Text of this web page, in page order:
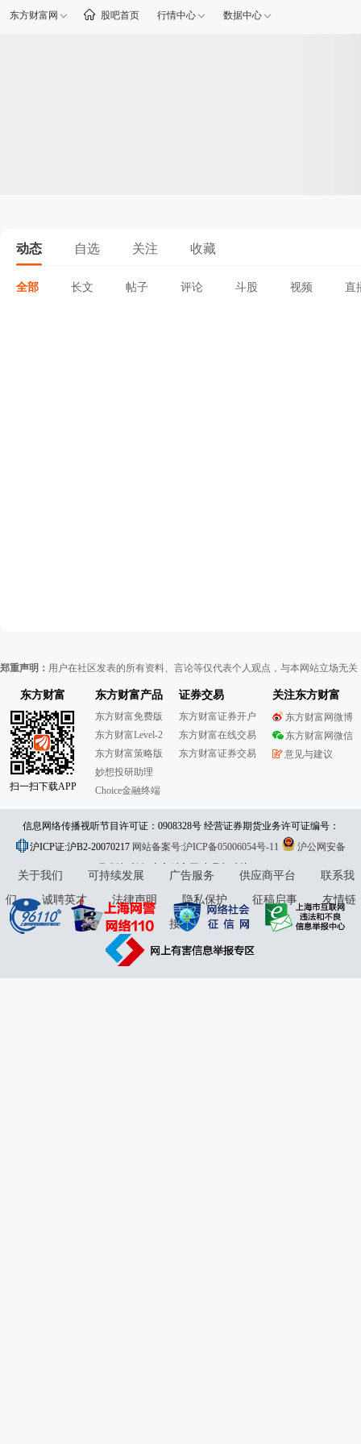
东方财富网 股吧首页 行情中心 数据中心
动态 自选 关注 收藏
全部 长文 帖子 评论 斗股 视频 直
郑重声明： 用户在社区发表的所有资料、言论等仅代表个人观点，与本网站立场无
东方财富
扫一扫下载APP
东方财富产品
东方财富免费版
东方财富Level-2
东方财富策略版
妙想投研助理
Choice金融终端
证券交易
东方财富证券开户
东方财富在线交易
东方财富证券交易
关注东方财富
东方财富网微博
东方财富网微信
意见与建议
信息网络传播视听节目许可证：0908328号 经营证券期货业务许可证编号：
913101046312860336 违法和不良信息举报:021-61278686 举报邮箱：
jubao@eastmoney.com
沪ICP证:沪B2-20070217 网站备案号:沪ICP备05006054号-11
沪公网安备
31010402000120号版权所有:东方财富网意见与建议:4000300059/952500
关于我们 可持续发展 广告服务 供应商平台
联系我
们
诚聘英才 法律声明 隐私保护 征稿启事
友情链
接